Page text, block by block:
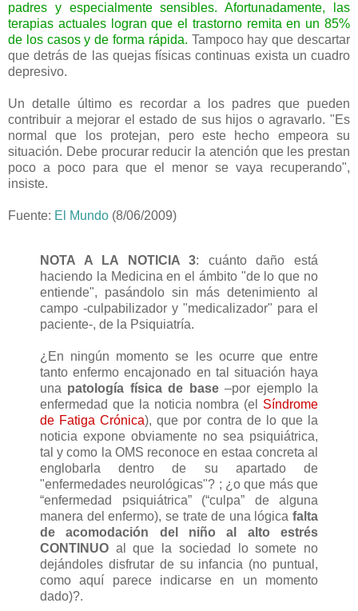
padres y especialmente sensibles. Afortunadamente, las
terapias actuales logran que el trastorno remita en un 85%
de los casos y de forma rápida. Tampoco hay que descartar
que detrás de las quejas físicas continuas exista un cuadro
depresivo.
Un detalle último es recordar a los padres que pueden
contribuir a mejorar el estado de sus hijos o agravarlo. "Es
normal que los protejan, pero este hecho empeora su
situación. Debe procurar reducir la atención que les prestan
poco a poco para que el menor se vaya recuperando",
insiste.
Fuente: El Mundo (8/06/2009)
NOTA A LA NOTICIA 3: cuánto daño está
haciendo la Medicina en el ámbito "de lo que no
entiende", pasándolo sin más detenimiento al
campo -culpabilizador y "medicalizador" para el
paciente-, de la Psiquiatría.
¿En ningún momento se les ocurre que entre
tanto enfermo encajonado en tal situación haya
una patología física de base–por ejemplo la
enfermedad que la noticia nombra (el Síndrome
de Fatiga Crónica), que por contra de lo que la
noticia expone obviamente no sea psiquiátrica,
tal y como la OMS reconoce en estaa concreta al
englobarla dentro de su apartado de
"enfermedades neurológicas"? ; ¿o que más que
“enfermedad psiquiátrica” (“culpa” de alguna
manera del enfermo), se trate de una lógica falta
de acomodación del niño al alto estrés
CONTINUO al que la sociedad lo somete no
dejándoles disfrutar de su infancia (no puntual,
como aquí parece indicarse en un momento
dado)?.